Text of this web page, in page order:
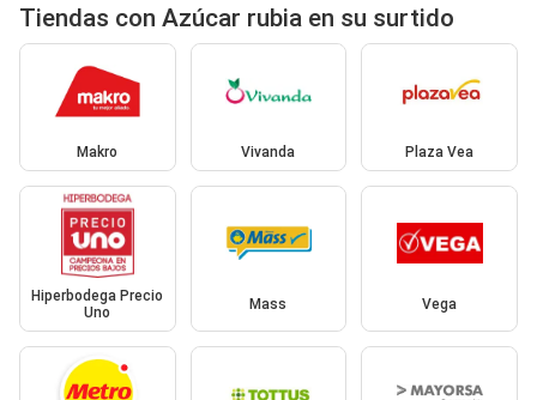
Tiendas con Azúcar rubia en su surtido
Makro Vivanda Plaza Vea
Hiperbodega Precio
Uno
Mass Vega